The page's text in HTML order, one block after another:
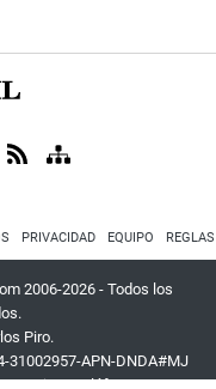
PRIVACIDAD EQUIPO
2006-2026 - Todos los
Piro.
31002957-APN-DNDA#MJ
| Teléfono:+54 9 11